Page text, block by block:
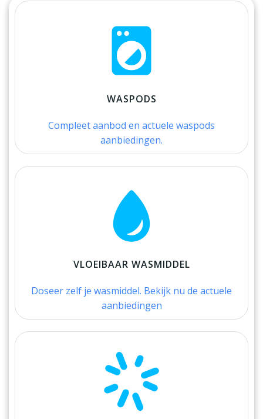
WASPODS
Compleet aanbod en actuele waspods
aanbiedingen.
VLOEIBAAR WASMIDDEL
Doseer zelf je wasmiddel. Bekijk nu de actuele
aanbiedingen